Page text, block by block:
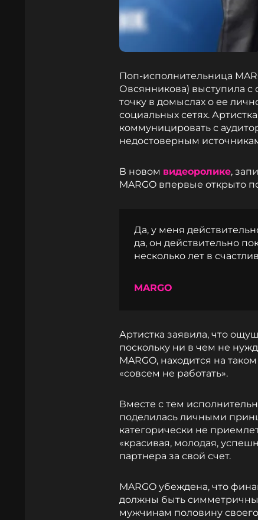
Поп-исполнительница
Овсянникова) выступила
точку в домыслах о ее
социальных сетях.
коммуницировать с
недостоверным
В новом видеоролике,
MARGO впервые открыто
Да, у меня
да, он действительно
несколько лет в
MARGO
Артистка заявила, что
поскольку ни в чем не
MARGO, находится на
«совсем не работать».
Вместе с тем
поделилась личными
категорически не
«красивая, молодая,
партнера за свой счет.
MARGO убеждена, что
должны быть
мужчинам половину своего